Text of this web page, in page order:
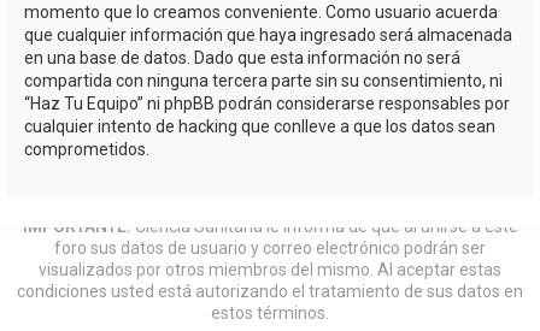
momento que lo creamos conveniente. Como usuario acuerda
que cualquier información que haya ingresado será almacenada
en una base de datos. Dado que esta información no será
compartida con ninguna tercera parte sin su consentimiento, ni
“Haz Tu Equipo” ni phpBB podrán considerarse responsables por
cualquier intento de hacking que conlleve a que los datos sean
comprometidos.
IMPORTANTE: Ciencia Sanitaria le informa de que al unirse a este
foro sus datos de usuario y correo electrónico podrán ser
visualizados por otros miembros del mismo. Al aceptar estas
condiciones usted está autorizando el tratamiento de sus datos en
estos términos.